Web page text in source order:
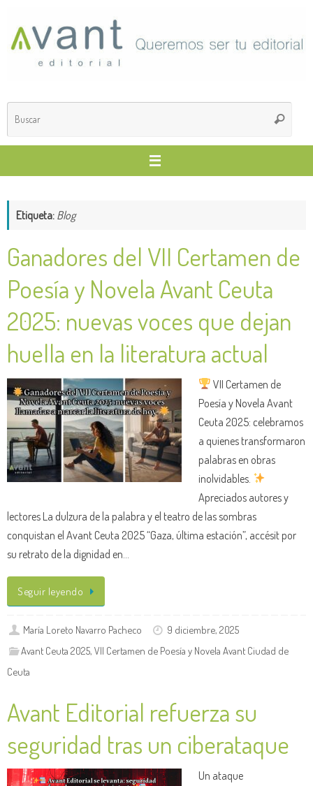
contenido
Buscar
Etiqueta:Blog
Ganadores del VII Certamen de
Poesía y Novela Avant Ceuta
2025: nuevas voces que dejan
huella en la literatura actual
VII Certamen de
Poesía y Novela Avant
Ceuta 2025: celebramos
a quienes transformaron
palabras en obras
inolvidables.
Apreciados autores y
lectores La dulzura de la palabra y el teatro de las sombras
conquistan el Avant Ceuta 2025 “Gaza, última estación”, accésit por
su retrato de la dignidad en…
Seguir leyendo
María Loreto Navarro Pacheco
9 diciembre, 2025
Avant Ceuta 2025,VII Certamen de Poesía y Novela Avant Ciudad de
Ceuta
Avant Editorial refuerza su
seguridad tras un ciberataque
Un ataque